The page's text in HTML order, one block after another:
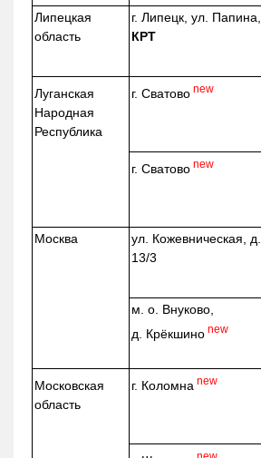
Липецкая
область
г. Липецк, ул. Папина,
КРТ
Луганская
Народная
Республика
г. Сватово new
г. Сватово new
Москва ул. Кожевническая, д.
13/3
м. о. Внуково,
д. Крёкшино new
Московская
область
г. Коломна new